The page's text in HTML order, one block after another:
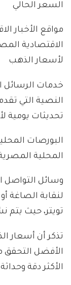
السعر الحالي
مواقع الأخبار
الاقتصادية
لأسعار الذهب
خدمات الرسائل
النصية التي
تحديثات يومية
البورصات
المحلية
وسائل التواصل
لنقابة الصاغة
تويتر، حيث يتم
تذكر أن أسعار
الأفضل
الأكثر دقة وحداثة